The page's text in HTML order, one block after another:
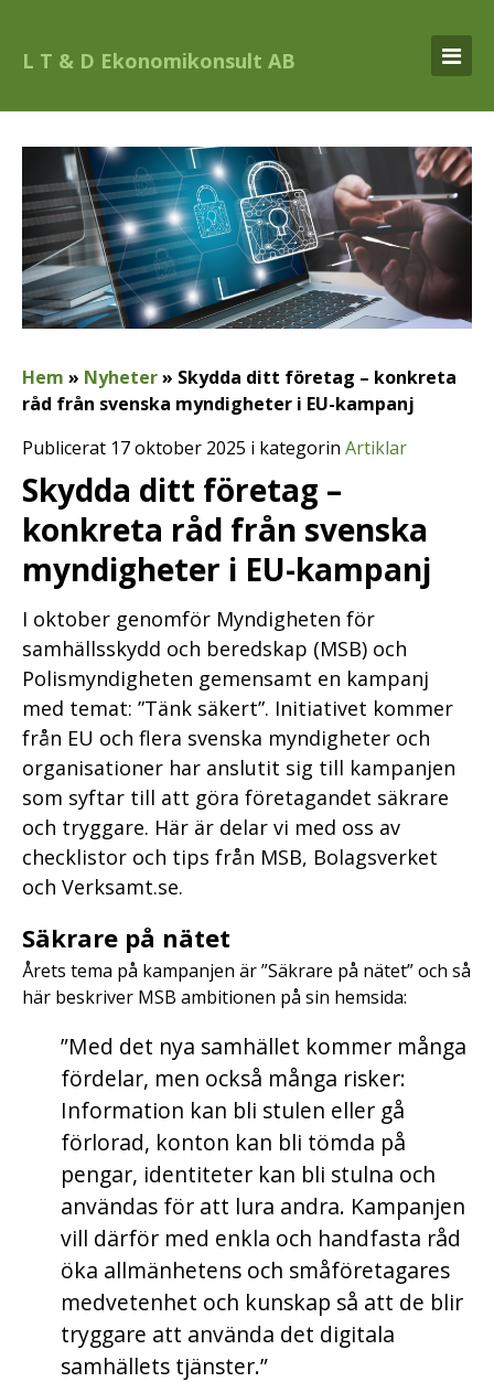
L T & D Ekonomikonsult AB
Hem » Nyheter» Skydda ditt företag – konkreta
råd från svenska myndigheter i EU-kampanj
Publicerat 17 oktober 2025 i kategorin Artiklar
Skydda ditt företag –
konkreta råd från svenska
myndigheter i EU-kampanj
I oktober genomför Myndigheten för
samhällsskydd och beredskap (MSB) och
Polismyndigheten gemensamt en kampanj
med temat: ”Tänk säkert”. Initiativet kommer
från EU och flera svenska myndigheter och
organisationer har anslutit sig till kampanjen
som syftar till att göra företagandet säkrare
och tryggare. Här är delar vi med oss av
checklistor och tips från MSB, Bolagsverket
och Verksamt.se.
Säkrare på nätet
Årets tema på kampanjen är ”Säkrare på nätet” och så
här beskriver MSB ambitionen på sin hemsida:
”Med det nya samhället kommer många
fördelar, men också många risker:
Information kan bli stulen eller gå
förlorad, konton kan bli tömda på
pengar, identiteter kan bli stulna och
användas för att lura andra. Kampanjen
vill därför med enkla och handfasta råd
öka allmänhetens och småföretagares
medvetenhet och kunskap så att de blir
tryggare att använda det digitala
samhällets tjänster.”